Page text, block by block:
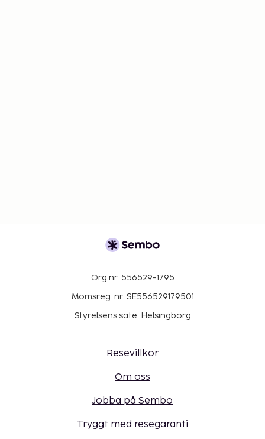
Org nr: 556529-1795
Momsreg. nr: SE556529179501
Styrelsens säte: Helsingborg
Resevillkor
Om oss
Jobba på Sembo
Tryggt med resegaranti